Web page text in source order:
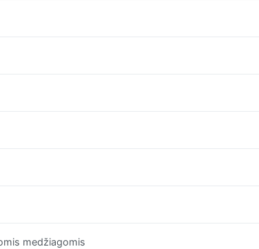
medžiagomis